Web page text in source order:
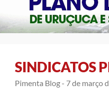
SINDICATOS
Pimenta Blog - 7 de março